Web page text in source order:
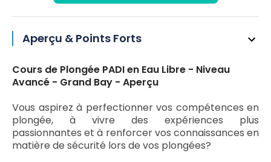
Aperçu & Points Forts
Cours de Plongée PADI en Eau Libre - Niveau
Avancé - Grand Bay - Aperçu
Vous aspirez à perfectionner vos compétences en
plongée, à vivre des expériences plus
passionnantes et à renforcer vos connaissances en
matière de sécurité lors de vos plongées?